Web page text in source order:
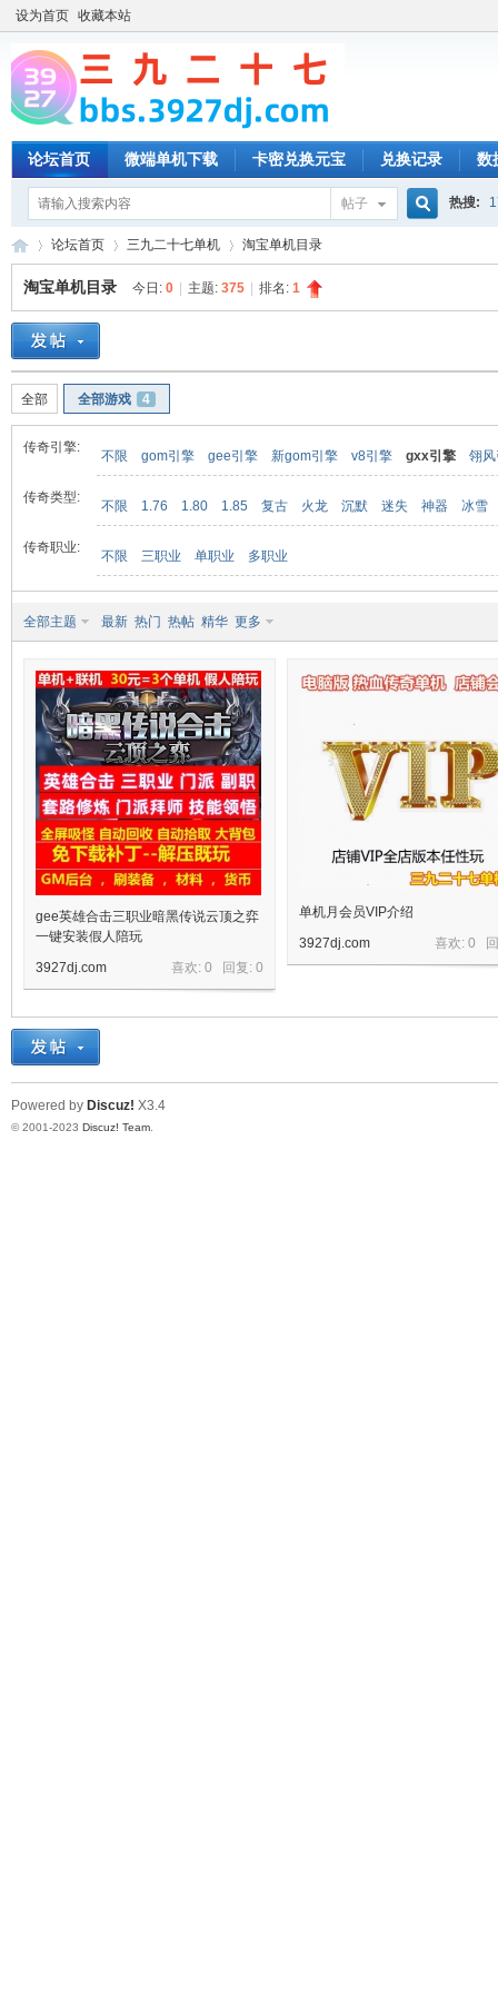
设为首页 收藏本站
论坛首页 微端单机下载 卡密兑换元宝 兑换记录 数
帖子 热搜:
»
论坛首页 三九二十七单机 淘宝单机目录
淘宝单机目录 今日: 0 主题: 375 排名: 1
全部 全部游戏 4
传奇引擎:
不限 gom引擎 gee引擎 新gom引擎 v8引擎 gxx引擎 翎
传奇类型:
不限 1.76 1.80 1.85 复古 火龙 沉默 迷失 神器 冰雪
传奇职业:
不限 三职业 单职业 多职业
全部主题 最新 热门 热帖 精华 更多
gee英雄合击三职业暗黑传说云顶之弈
一键安装假人陪玩
喜欢: 0 回复: 0
3927dj.com
单机月会员VIP介绍
喜欢: 0
3927dj.com
Powered by Discuz! X3.4
© 2001-2023 Discuz! Team.